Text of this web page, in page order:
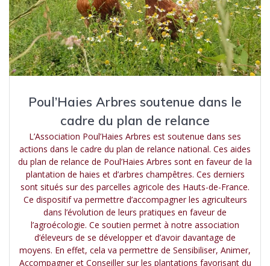
Poul’Haies Arbres soutenue dans le
cadre du plan de relance
L’Association Poul’Haies Arbres est soutenue dans ses
actions dans le cadre du plan de relance national. Ces aides
du plan de relance de Poul’Haies Arbres sont en faveur de la
plantation de haies et d’arbres champêtres. Ces derniers
sont situés sur des parcelles agricole des Hauts-de-France.
Ce dispositif va permettre d’accompagner les agriculteurs
dans l’évolution de leurs pratiques en faveur de
l’agroécologie. Ce soutien permet à notre association
d’éleveurs de se développer et d’avoir davantage de
moyens. En effet, cela va permettre de Sensibiliser, Animer,
Accompagner et Conseiller sur les plantations favorisant du